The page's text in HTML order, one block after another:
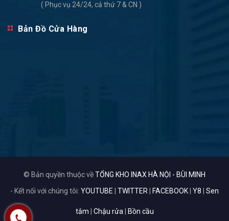
( Phục vụ 24/24, cả thứ 7 & CN )
Bản Đồ Cửa Hàng
© Bản quyền thuộc vềTỔNG KHO INAX HÀ NỘI - BÙI MINH
- Kết nối với chúng tôi: YOUTUBE TWITTER FACEBOOK Y8 Sen
tắm Chậu rửa Bồn cầu